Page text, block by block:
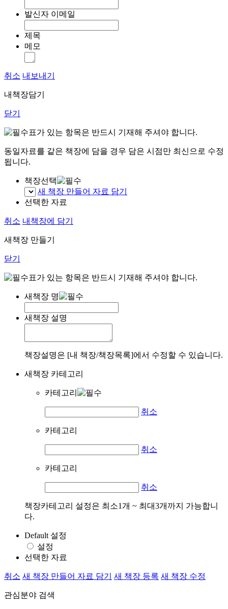
발신자 이메일
제목
메모
취소 내보내기
내책장담기
닫기
표가 있는 항목은 반드시 기재해 주셔야 합니다.
동일자료를 같은 책장에 담을 경우 담은 시점만 최신으로 수정
됩니다.
책장선택
새 책장 만들어 자료 담기
선택한 자료
취소 내책장에 담기
새책장 만들기
닫기
표가 있는 항목은 반드시 기재해 주셔야 합니다.
새책장 명
새책장 설명
책장설명은 [내 책장/책장목록]에서 수정할 수 있습니다.
새책장 카테고리
카테고리
취소
카테고리
취소
카테고리
취소
책장카테고리 설정은 최소1개 ~ 최대3개까지 가능합니
다.
Default 설정
설정
선택한 자료
취소 새 책장 만들어 자료 담기 새 책장 등록 새 책장 수정
관심분야 검색